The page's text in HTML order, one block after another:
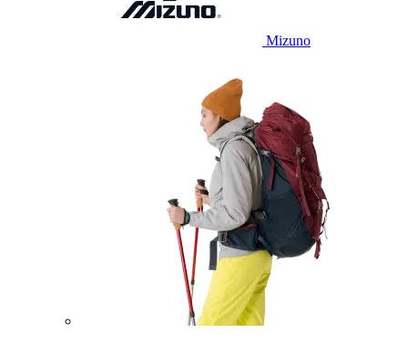
Mizuno